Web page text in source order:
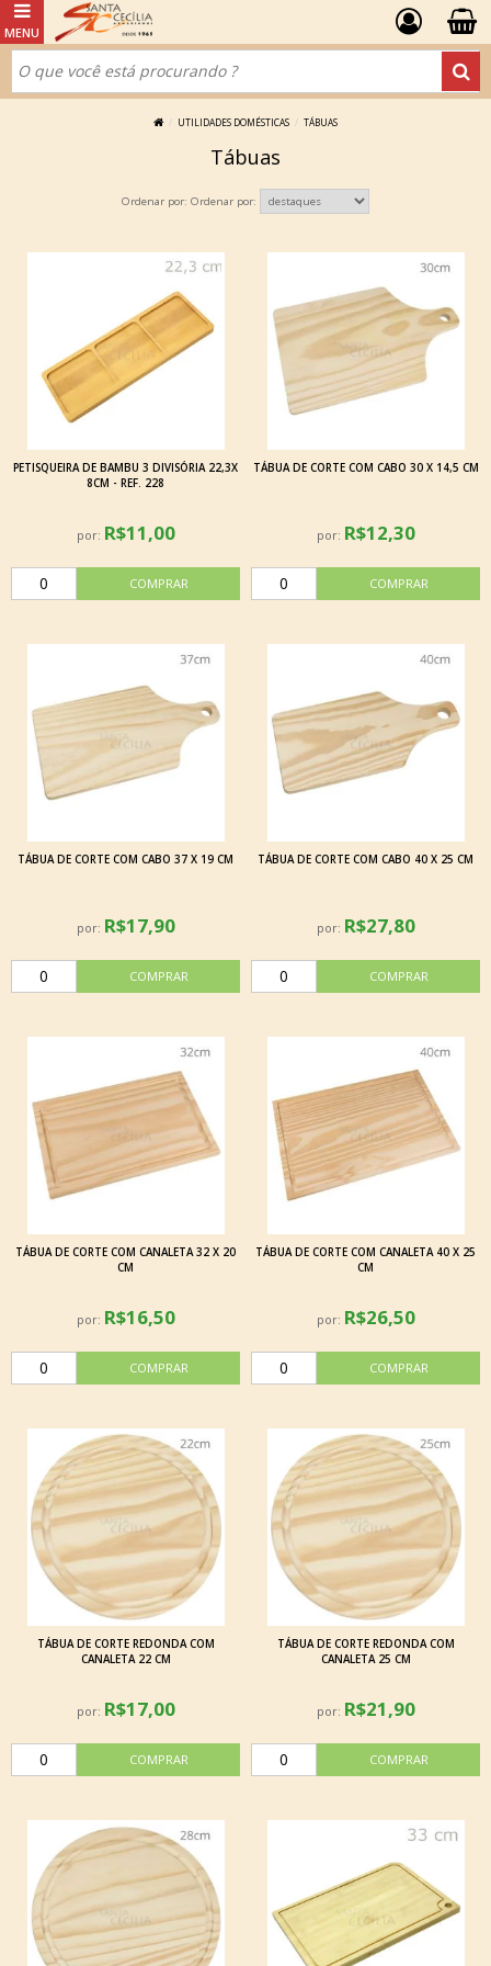
UTILIDADES DOMÉSTICAS TÁBUAS
Tábuas
Ordenar por:
PETISQUEIRA DE BAMBU 3 DIVISÓRIA 22,3X
8CM - REF. 228
por: R$11,00
TÁBUA DE CORTE COM CABO 30 X 14,5 CM
por: R$12,30
TÁBUA DE CORTE COM CABO 37 X 19 CM
por: R$17,90
TÁBUA DE CORTE COM CABO 40 X 25 CM
por: R$27,80
TÁBUA DE CORTE COM CANALETA 32 X 20
CM
por: R$16,50
TÁBUA DE CORTE COM CANALETA 40 X 25
CM
por: R$26,50
TÁBUA DE CORTE REDONDA COM
CANALETA 22 CM
por: R$17,00
TÁBUA DE CORTE REDONDA COM
CANALETA 25 CM
por: R$21,90